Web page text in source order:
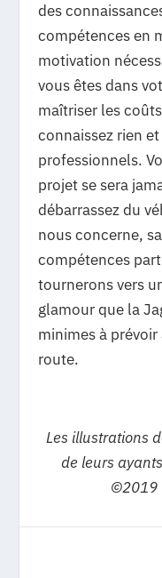
des
compétences en
motivation
vous êtes dans
maîtriser les
connaissez rien
professionnels.
projet se sera
débarrassez du
nous concerne,
compétences
tournerons vers
glamour que la
minimes à
route.
Les illustrations
de leurs
©2019